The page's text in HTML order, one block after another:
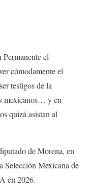
el
cómodamente el
testigos de la
mexicanos… y en
quizá asistan al
de Morena, en
Selección Mexicana de
en 2026.